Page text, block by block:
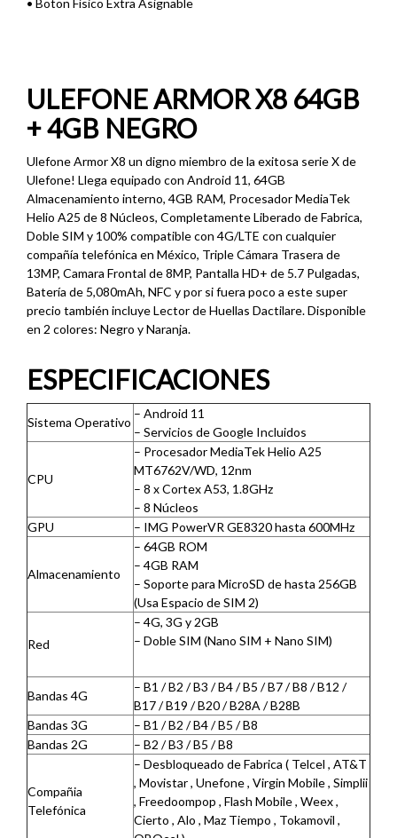
• Boton Físico Extra Asignable
ULEFONE ARMOR X8 64GB
+ 4GB NEGRO
Ulefone Armor X8 un digno miembro de la exitosa serie X de
Ulefone! Llega equipado con Android 11, 64GB
Almacenamiento interno, 4GB RAM, Procesador MediaTek
Helio A25 de 8 Núcleos, Completamente Liberado de Fabrica,
Doble SIM y 100% compatible con 4G/LTE con cualquier
compañía telefónica en México, Triple Cámara Trasera de
13MP, Camara Frontal de 8MP, Pantalla HD+ de 5.7 Pulgadas,
Batería de 5,080mAh, NFC y por si fuera poco a este super
precio también incluye Lector de Huellas Dactilare. Disponible
en 2 colores: Negro y Naranja.
ESPECIFICACIONES
Sistema Operativo
– Android 11
– Servicios de Google Incluidos
CPU
– Procesador MediaTek Helio A25
MT6762V/WD, 12nm
– 8 x Cortex A53, 1.8GHz
– 8 Núcleos
GPU
– IMG PowerVR GE8320 hasta 600MHz
Almacenamiento
– 64GB ROM
– 4GB RAM
– Soporte para MicroSD de hasta 256GB
(Usa Espacio de SIM 2)
Red
– 4G, 3G y 2GB
– Doble SIM (Nano SIM + Nano SIM)
Bandas 4G
– B1 / B2 / B3 / B4 / B5 / B7 / B8 / B12 /
B17 / B19 / B20 / B28A / B28B
Bandas 3G
– B1 / B2 / B4 / B5 / B8
Bandas 2G
– B2 / B3 / B5 / B8
Compañia
Telefónica
– Desbloqueado de Fabrica ( Telcel , AT&T
, Movistar , Unefone , Virgin Mobile , Simplii
, Freedoompop , Flash Mobile , Weex ,
Cierto , Alo , Maz Tiempo , Tokamovil ,